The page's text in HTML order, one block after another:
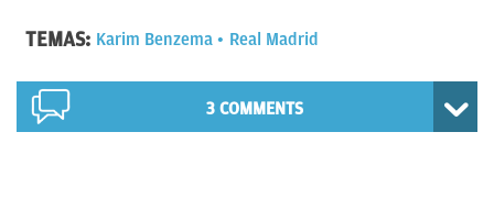
TEMAS: Karim Benzema Real Madrid
3 COMMENTS